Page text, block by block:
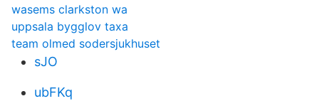
wasems clarkston wa
uppsala bygglov taxa
team olmed sodersjukhuset
sJO
ubFKq